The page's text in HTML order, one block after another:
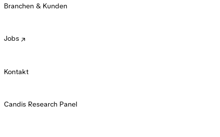
Branchen & Kunden
Jobs
Kontakt
Candis Research Panel